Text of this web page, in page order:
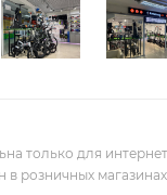
только для
в розничных магазинах